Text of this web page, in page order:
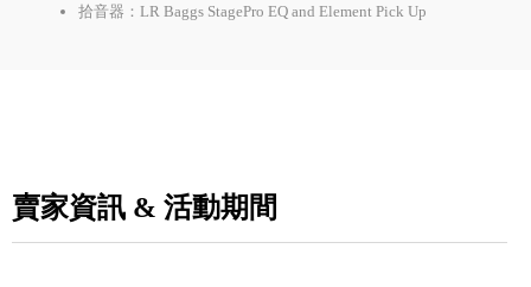
拾音器：LR Baggs StagePro EQ and Element Pick Up
賣家資訊 & 活動期間